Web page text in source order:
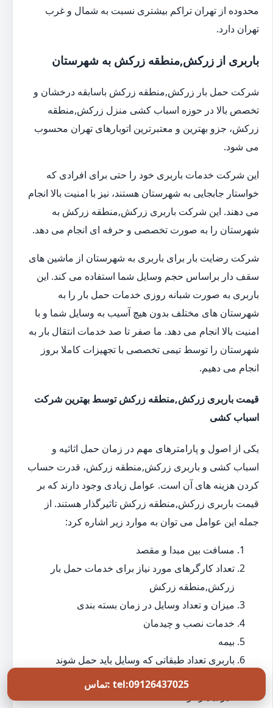
محدوده از تهران تراکم بیشتری نسبت به شمال و غرب
تهران دارد.
باربری از زرکش,منطقه زرکش به شهرستان
شرکت حمل بار زرکش,منطقه زرکش باسابقه درخشان و
تخصص بالا در حوزه اسباب کشی منزل زرکش,منطقه
زرکش، جزو بهترین و معتبرترین اتوبارهای تهران محسوب
می شود.
این شرکت خدمات باربری خود را حتی برای افرادی که
خواستار جابجایی به شهرستان هستند، نیز با امنیت بالا انجام
می دهند. این شرکت باربری زرکش,منطقه زرکش به
شهرستان را به صورت تخصصی و حرفه ای انجام می دهد.
شرکت رضایت بار برای باربری به شهرستان از ماشین های
سقف دار براساس حجم وسایل شما استفاده می کند. این
باربری به صورت شبانه روزی خدمات حمل بار را به
شهرستان های مختلف بدون هیچ آسیب به وسایل شما و با
امنیت بالا انجام می دهد. ما صفر تا صد خدمات انتقال بار به
شهرستان را توسط تیمی تخصصی با تجهیزات کاملا بروز
انجام می دهیم.
قیمت باربری زرکش,منطقه زرکش توسط بهترین شرکت
اسباب کشی
یکی از اصول و پارامترهای مهم در زمان حمل اثاثیه و
اسباب کشی و باربری زرکش,منطقه زرکش، قدرت حساب
کردن هزینه های آن است. عوامل زیادی وجود دارند که بر
قیمت باربری زرکش,منطقه زرکش تاثیرگذار هستند. از
جمله این عوامل می توان به موارد زیر اشاره کرد:
مسافت بین مبدا و مقصد
تعداد کارگرهای مورد نیاز برای خدمات حمل بار
زرکش,منطقه زرکش
میزان و تعداد وسایل در زمان بسته بندی
خدمات نصب و چیدمان
بیمه
باربری تعداد طبقاتی که وسایل باید حمل شوند
میزان و تعداد وسایل سنگین مثل گاو صندوق، پیانو،
تماس: tel:09126437025